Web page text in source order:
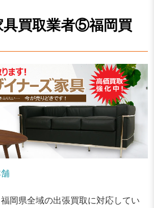
買取業者⑤福岡買
岡県全域の出張買取に対応してい